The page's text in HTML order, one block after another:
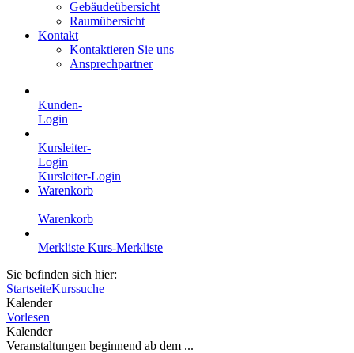
Gebäudeübersicht
Raumübersicht
Kontakt
Kontaktieren Sie uns
Ansprechpartner
Kunden-
Login
Kursleiter-
Login
Kursleiter-Login
Warenkorb
Warenkorb
Merkliste Kurs-Merkliste
Sie befinden sich hier:
StartseiteKurssuche
Kalender
Vorlesen
Kalender
Veranstaltungen beginnend ab dem ...